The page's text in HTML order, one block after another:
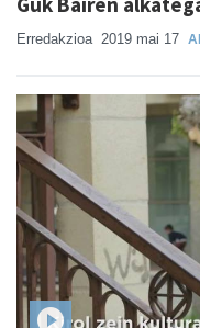
Erredakzioa 2019 mai 17